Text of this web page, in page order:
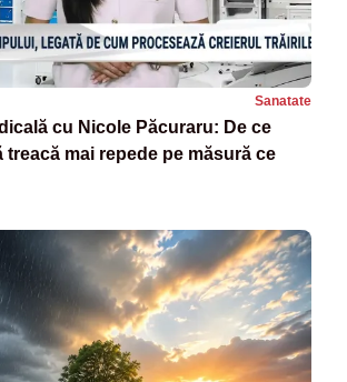
Sanatate
cu Nicole Păcuraru: De ce
treacă mai repede pe măsură ce